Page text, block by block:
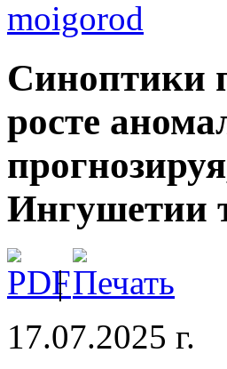
Синоптики
росте
Ингушетии
|
17.07.2025 г.